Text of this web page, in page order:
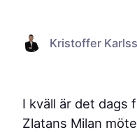
Kristoffer
I kväll är det dags
Zlatans Milan